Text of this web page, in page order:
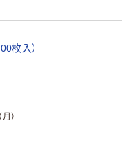
枚入）
）